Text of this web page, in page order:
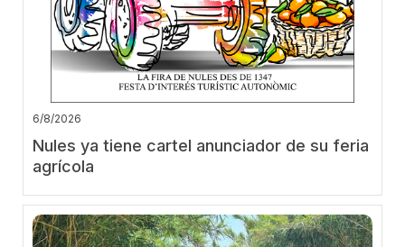
6/8/2026
Nules ya tiene cartel anunciador de su feria
agrícola